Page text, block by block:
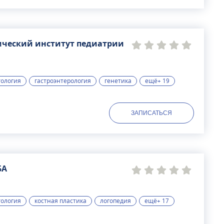
институт педиатрии
гастроэнтерология генетика ещё+ 19
ЗАПИСАТЬСЯ
костная пластика логопедия ещё+ 17